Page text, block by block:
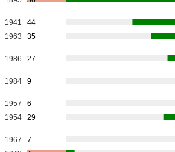
1941
44
1963 35
1986 27
1984 9
1957
6
1954 29
1967
7